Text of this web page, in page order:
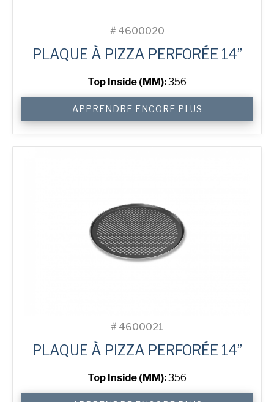
# 4600020
PLAQUE À PIZZA PERFORÉE 14”
Top Inside (MM):356
14"
Perforated
Pizza
APPRENDRE ENCORE PLUS
# 4600021
PLAQUE À PIZZA PERFORÉE 14”
Top Inside (MM):356